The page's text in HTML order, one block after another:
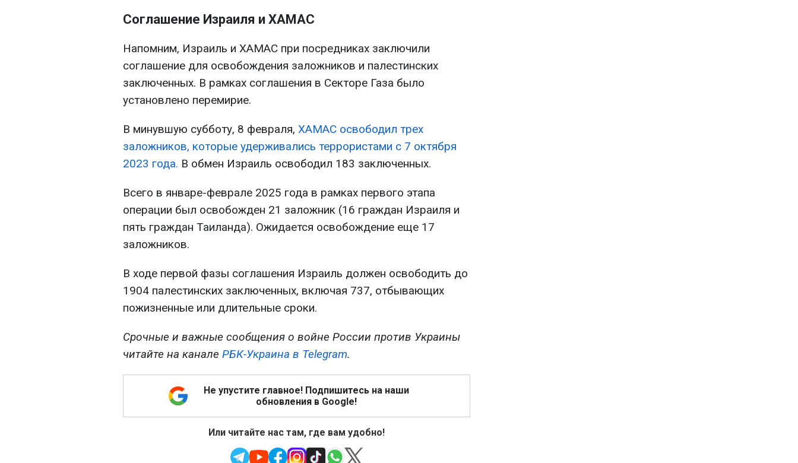
Соглашение Израиля и ХАМАС
Напомним, Израиль и ХАМАС при посредниках заключили
соглашение для освобождения заложников и палестинских
заключенных. В рамках соглашения в Секторе Газа было
установлено перемирие.
В минувшую субботу, 8 февраля, ХАМАС освободил трех
заложников, которые удерживались террористами с 7 октября
2023 года. В обмен Израиль освободил 183 заключенных.
Всего в январе-феврале 2025 года в рамках первого этапа
операции был освобожден 21 заложник (16 граждан Израиля и
пять граждан Таиланда). Ожидается освобождение еще 17
заложников.
В ходе первой фазы соглашения Израиль должен освободить до
1904 палестинских заключенных, включая 737, отбывающих
пожизненные или длительные сроки.
Срочные и важные сообщения о войне России против Украины
читайте на канале РБК-Украина в Telegram.
Не упустите главное! Подпишитесь на наши
обновления в Google!
Или читайте нас там, где вам удобно!